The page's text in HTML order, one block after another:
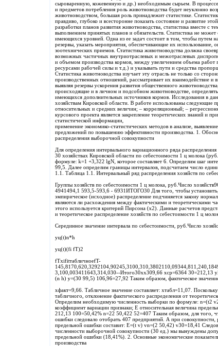
сыроваренную, кожевенную и др.) необходимым сырьем. В процессе
и предметов потребления роль животноводства будет неуклонно
животноводством, большая роль принадлежит статистике.
правдиво, глубоко и всесторонне показать состояние и развитие
разработки планов развития животноводства, статистика вместе с
выполнением принятых планов и обязательств. Статистика не может
имеющихся уровней. Одна из ее задач состоит в том, чтобы путем
резервы, указать мероприятия, обеспечивающие их использование,
зоотехнических приемов. Статистика животноводства должна
возможных частичных внутриотраслевых и межотраслевых
и объемом производства кормов, между увеличением объема
ресурсами рабочей силы и т.д.) и указывать пути и средства
Статистика животноводства изучает эту отрасль не только со
производственных отношений, рассматривает их взаимодействие и
выявляя резервы ускорения развития общественного
происходящие и в личном и подсобном животноводстве, определять
имеющихся дополнительных источников кормов. Исследования в
хозяйствам Кировской области. В работе использованы
относительных и средних величин; – корреляционный; –
курсового проекта является закрепление теоретических знаний и
статистической информации,
применение экономико-статистических методов в анализе,
предложений по повышению эффективности производства. 1.
распределения выборочной совокупности
Для определения интервального вариационного ряда
30 хозяйствах Кировской области по себестоимости 1 ц молока
формуле: k=1 +3,322 lgN, которое составляет 6. Определим шаг
99,5. Далее определим границы интервалов, подсчитаем число
1.1. Таблица 1.1. Интервальный ряд распределения хозяйств по
Группы хозяйств по себестоимости 1 ц молока, руб.Число
4941494,1 593,5-593,6 - 6931ИТОГО30 Для того, чтобы
эмпирическое (исходное) распределение подчиняется закону
являются ли расхождения между фактическими и теоретическими
этого используется критерий Пирсона (x2). Данные расчетов
и теоретическое распределение хозяйств по себестоимости 1 ц
Серединное значение интервала по себестоимости, руб.Число
уц(t)n*h
уц(t)(fi fT)2
fTxifitтабличноеfT-
3,100,003411643,314,030--Итого30хх309,66 xср=6364 30=212,13
(n h) у=(30 99,5) 106,96=27,92 Таким образом, фактическое
хфакт=9,66. Табличное значение составляет: хтабл=11,07.
табличного, отклонение фактического распределения от
Определим необходимую численность выборки по формуле: n=(t2
коэффициент вариации признаки; Е относительная величина
212,13 100=50,42% n=22 50,422 52=407 Таким образом, для того,
ошибки следовало отобрать 407 предприятий. А при
предельной ошибки составит: Е=(t v) vn=(2 50,42) v30=18,41
численности выборочной совокупности (30 ед.) мы вынуждены
предельной ошибки (18,41%). 2. Основные экономические
производства